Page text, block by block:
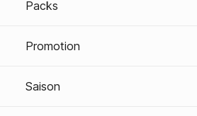
Packs
Promotion
Saison